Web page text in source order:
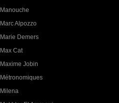
Manouche
Marc Alpozzo
Marie Demers
Max Cat
Maxime Jobin
Métronomiques
Milena